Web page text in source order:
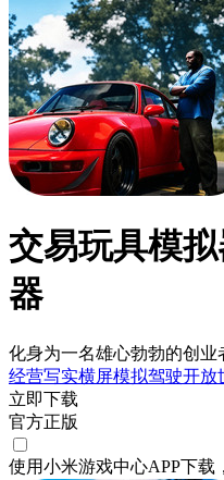
交易玩具模
器
化身为一名雄心勃勃的创业
经营写实横屏模拟驾驶开放
立即下载
官方正版
使用小米游戏中心APP下载